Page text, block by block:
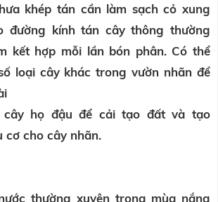
khép tán cần làm sạch cỏ xung
đường kính tán cây thông thường
kết hợp mỗi lần bón phân. Có thể
loại cây khác trong vườn nhãn để
cây họ đậu để cải tạo đất và tạo
cơ cho cây nhãn.
thường xuyên trong mùa nắng